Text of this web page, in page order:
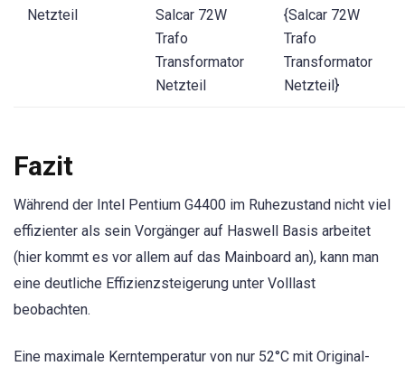
Netzteil
Salcar 72W
Trafo
Transformator
Netzteil
{Salcar 72W
Trafo
Transformator
Netzteil}
Fazit
Während der Intel Pentium G4400 im Ruhezustand nicht viel
effizienter als sein Vorgänger auf Haswell Basis arbeitet
(hier kommt es vor allem auf das Mainboard an), kann man
eine deutliche Effizienzsteigerung unter Volllast
beobachten.
Eine maximale Kerntemperatur von nur 52°C mit Original-